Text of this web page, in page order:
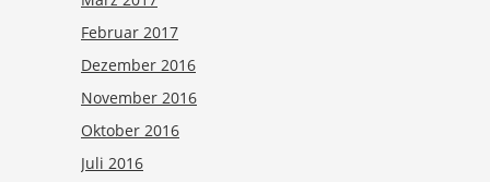
Februar 2017
Dezember 2016
November 2016
Oktober 2016
Juli 2016